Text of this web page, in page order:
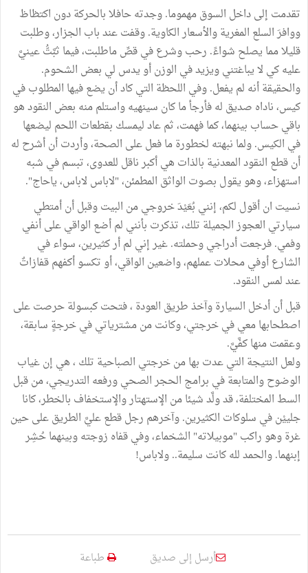
تقدمت إلى داخل السوق مهموما. وجدته حافلا بالحركة دون اكتظاظ
ووافرَ السلع المغرية والأسعار الكاوية. وقفت عند باب الجزار، وطلبت
قليلا مما يصلح شواءً. رحب وشرع في قصِّ ماطلبت، فيما ثبَّتُّ عينيَّ
عليه كي لا يباغتني ويزيد في الوزن أو يدس لي بعض الشحوم.
والحقيقة أنه لم يفعل. وفي اللحظة التي كاد أن يضع فيها المطلوب في
كيس، ناداه صديق له فأرجأ ما كان سينهيه واستلم منه بعض النقود هو
باقي حساب بينهما، كما فهمت، ثم عاد ليمسك بقطعات اللحم ليضعها
في الكيس. ولما نبهته لخطورة ما فعل على الصحة، وأردت أن أشرح له
أن قطع النقود المعدنية بالذات هي أكبر ناقل للعدوى، تبسم في شبه
استهزاء، وهو يقول بصوت الواثق المطمئن، "لاباس لاباس، ياحاج".
نسيت ان أقول لكم، إنني بُعَيْدَ خروجي من البيت وقبل أن أمتطي
سيارتي العجوز الجميلة تلك، تذكرت بأنني لم أضع الواقي على أنفي
وفمي. فرجعت أدراجي وحملته. غير إني لم أر كثيرين، سواء في
الشارع أوفي محلات عملهم، واضعين الواقي، أو تكسو أكفهم قفازاتٌ
عند لمس النقود.
قبل أن أدخل السيارة وآخذ طريق العودة ، فتحت كبسولة حرصت على
اصطحابها معي في خرجتي، وكانت من مشترياتي في خرجةٍ سابقة،
وعقمت منها كفَّيَّ.
ولعل النتيجة التي عدت بها من خرجتي الصباحية تلك ، هي إن غياب
الوضوح والمتابعة في برامج الحجر الصحي ورفعه التدريجي، من قبل
السط المختلفة، قد ولَّد شيئا من الإستهتار والإستخفاف بالخطر، كانا
جلييْن في سلوكات الكثيرين. وآخرهم رجل قطع عليَّ الطريق على حين
غرة وهو راكب "موبيلاته" الشخماء، وفي قفاه زوجته وبينهما حُشِر
إبنهما. والحمد لله كانت سليمة.. ولاباس!
أرسل إلى صديق طباعة